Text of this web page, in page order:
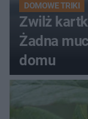
DOMOWE TRIKI
Zwilż
Żadna
domu